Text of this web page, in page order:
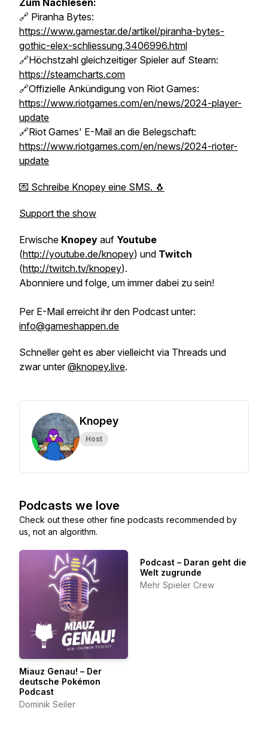
Zum Nachlesen:
🔗 Piranha Bytes:
https://www.gamestar.de/artikel/piranha-bytes-
gothic-elex-schliessung,3406996.html
🔗Höchstzahl gleichzeitiger Spieler auf Steam:
https://steamcharts.com
🔗Offizielle Ankündigung von Riot Games:
https://www.riotgames.com/en/news/2024-player-
update
🔗Riot Games' E-Mail an die Belegschaft:
https://www.riotgames.com/en/news/2024-rioter-
update
💌 Schreibe Knopey eine SMS. 🐧
Support the show
Erwische Knopey auf Youtube
(http://youtube.de/knopey) und Twitch
(http://twitch.tv/knopey).
Abonniere und folge, um immer dabei zu sein!
Per E-Mail erreicht ihr den Podcast unter:
info@gameshappen.de
Schneller geht es aber vielleicht via Threads und
zwar unter@knopey.live.
Knopey
Host
Podcasts we love
Check out these other fine podcasts recommended by
us, not an algorithm.
Miauz Genau! – Der
deutsche Pokémon
Podcast
Dominik Seiler
Podcast – Daran geht die
Welt zugrunde
Mehr Spieler Crew